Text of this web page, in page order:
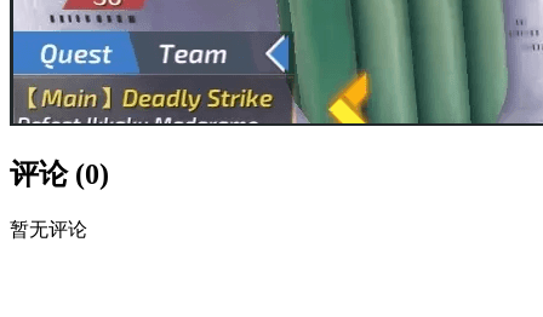
评论(0)
暂无评论